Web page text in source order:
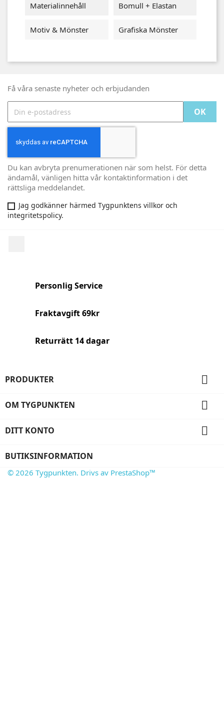
Materialinnehåll Bomull + Elastan
Motiv & Mönster Grafiska Mönster
Få våra senaste nyheter och erbjudanden
Du kan avbryta prenumerationen när som helst. För detta
ändamål, vänligen hitta vår kontaktinformation i det
rättsliga meddelandet.
Jag godkänner härmed Tygpunktens villkor och
integritetspolicy.
Personlig Service
Fraktavgift 69kr
Returrätt 14 dagar
PRODUKTER 
OM TYGPUNKTEN 
DITT KONTO 
BUTIKSINFORMATION
© 2026 Tygpunkten. Drivs av PrestaShop™